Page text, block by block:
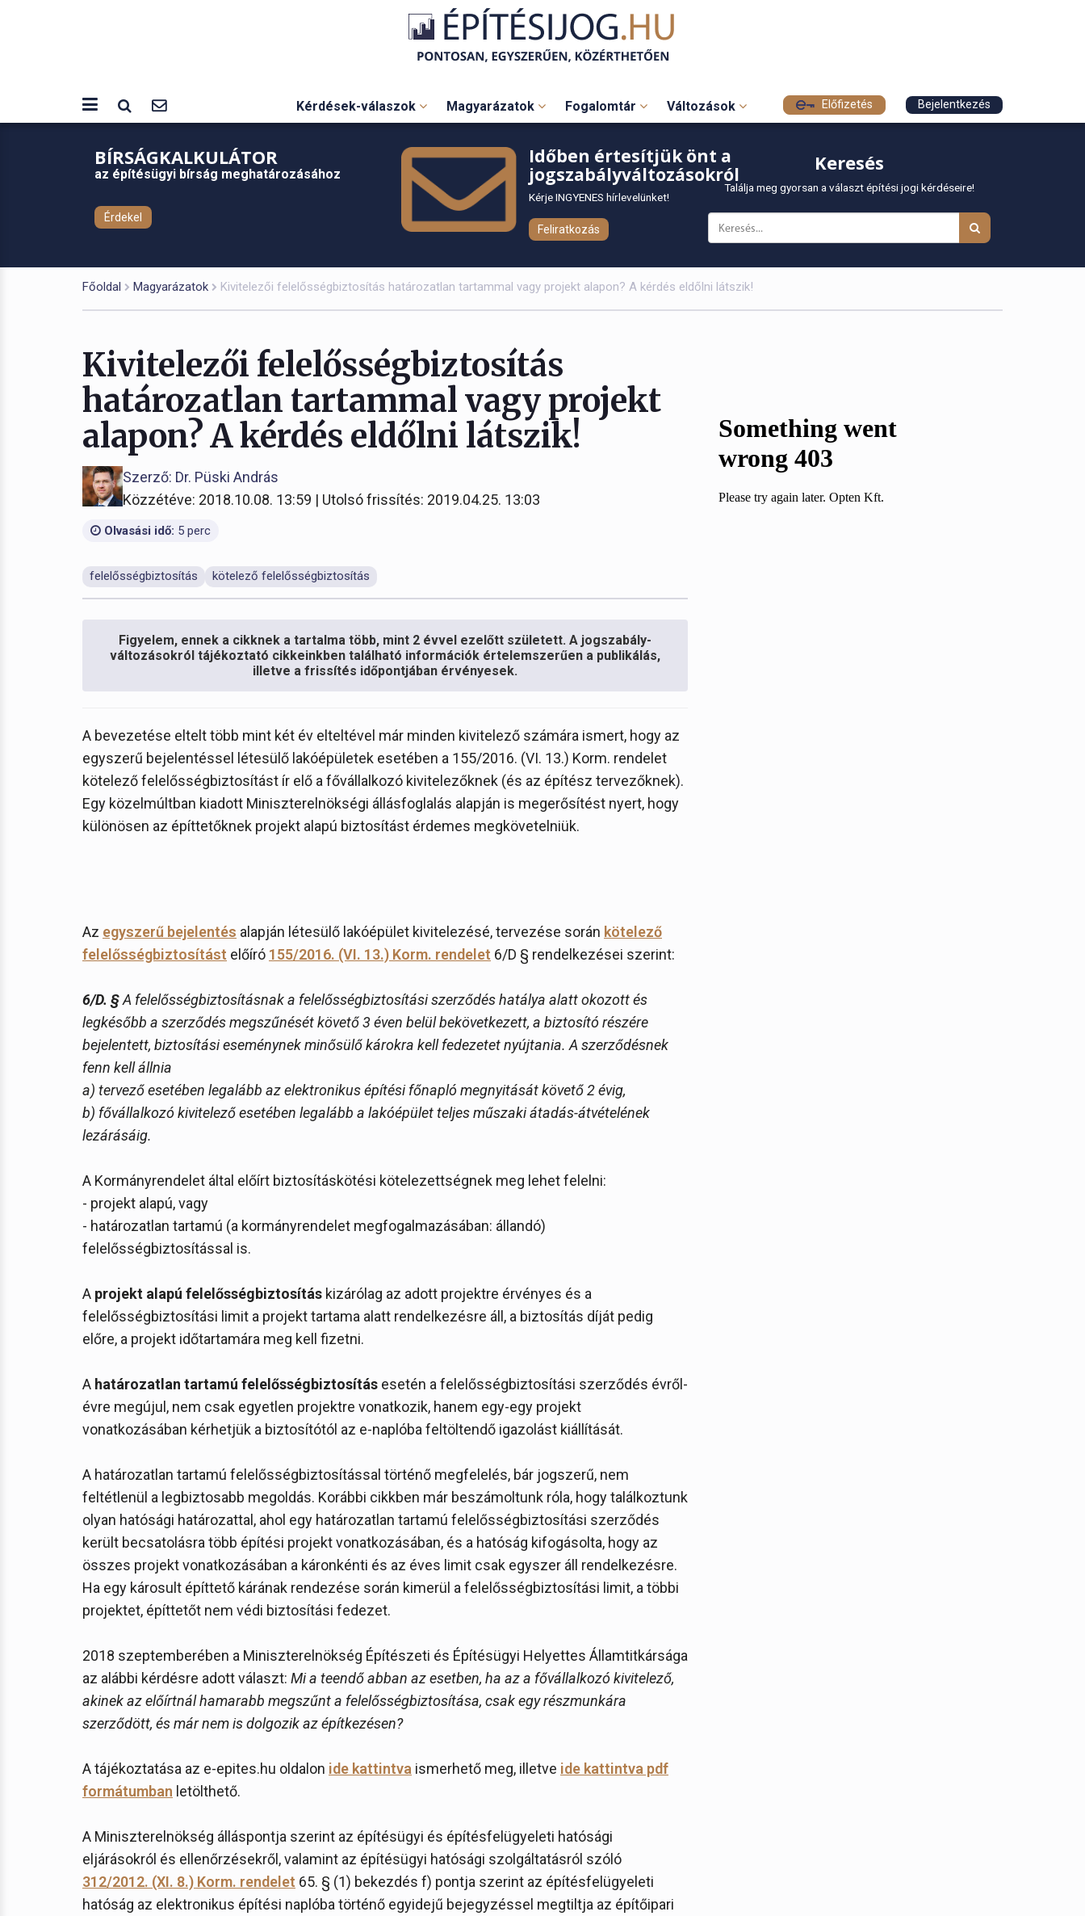
Kérdések-válaszok Magyarázatok Fogalomtár Változások Előfizetés Bejelentkezés
BÍRSÁGKALKULÁTOR
az építésügyi bírság meghatározásához
Érdekel
Időben értesítjük önt a
jogszabályváltozásokról
Kérje INGYENES hírlevelünket!
Feliratkozás
Keresés
Találja meg gyorsan a választ építési jogi kérdéseire!
Főoldal Magyarázatok Kivitelezői felelősségbiztosítás határozatlan tartammal vagy projekt alapon? A kérdés eldőlni látszik!
Kivitelezői felelősségbiztosítás
határozatlan tartammal vagy projekt
alapon? A kérdés eldőlni látszik!
Szerző: Dr. Püski András
Közzétéve: 2018.10.08. 13:59 | Utolsó frissítés: 2019.04.25. 13:03
Olvasási idő: 5 perc
felelősségbiztosítás kötelező felelősségbiztosítás
Figyelem, ennek a cikknek a tartalma több, mint 2 évvel ezelőtt született. A jogszabály-
változásokról tájékoztató cikkeinkben található információk értelemszerűen a publikálás,
illetve a frissítés időpontjában érvényesek.
A bevezetése eltelt több mint két év elteltével már minden kivitelező számára ismert, hogy az
egyszerű bejelentéssel létesülő lakóépületek esetében a 155/2016. (VI. 13.) Korm. rendelet
kötelező felelősségbiztosítást ír elő a fővállalkozó kivitelezőknek (és az építész tervezőknek).
Egy közelmúltban kiadott Miniszterelnökségi állásfoglalás alapján is megerősítést nyert, hogy
különösen az építtetőknek projekt alapú biztosítást érdemes megkövetelniük.
Az egyszerű bejelentés alapján létesülő lakóépület kivitelezésé, tervezése során kötelező
felelősségbiztosítást előíró 155/2016. (VI. 13.) Korm. rendelet 6/D § rendelkezései szerint:
6/D. §A felelősségbiztosításnak a felelősségbiztosítási szerződés hatálya alatt okozott és
legkésőbb a szerződés megszűnését követő 3 éven belül bekövetkezett, a biztosító részére
bejelentett, biztosítási eseménynek minősülő károkra kell fedezetet nyújtania. A szerződésnek
fenn kell állnia
a) tervező esetében legalább az elektronikus építési főnapló megnyitását követő 2 évig,
b) fővállalkozó kivitelező esetében legalább a lakóépület teljes műszaki átadás-átvételének
lezárásáig.
A Kormányrendelet által előírt biztosításkötési kötelezettségnek meg lehet felelni:
- projekt alapú, vagy
- határozatlan tartamú (a kormányrendelet megfogalmazásában: állandó)
felelősségbiztosítással is.
A projekt alapú felelősségbiztosítás kizárólag az adott projektre érvényes és a
felelősségbiztosítási limit a projekt tartama alatt rendelkezésre áll, a biztosítás díját pedig
előre, a projekt időtartamára meg kell fizetni.
A határozatlan tartamú felelősségbiztosítás esetén a felelősségbiztosítási szerződés évről-
évre megújul, nem csak egyetlen projektre vonatkozik, hanem egy-egy projekt
vonatkozásában kérhetjük a biztosítótól az e-naplóba feltöltendő igazolást kiállítását.
A határozatlan tartamú felelősségbiztosítással történő megfelelés, bár jogszerű, nem
feltétlenül a legbiztosabb megoldás. Korábbi cikkben már beszámoltunk róla, hogy találkoztunk
olyan hatósági határozattal, ahol egy határozatlan tartamú felelősségbiztosítási szerződés
került becsatolásra több építési projekt vonatkozásában, és a hatóság kifogásolta, hogy az
összes projekt vonatkozásában a káronkénti és az éves limit csak egyszer áll rendelkezésre.
Ha egy károsult építtető kárának rendezése során kimerül a felelősségbiztosítási limit, a többi
projektet, építtetőt nem védi biztosítási fedezet.
2018 szeptemberében a Miniszterelnökség Építészeti és Építésügyi Helyettes Államtitkársága
az alábbi kérdésre adott választ: Mi a teendő abban az esetben, ha az a fővállalkozó kivitelező,
akinek az előírtnál hamarabb megszűnt a felelősségbiztosítása, csak egy részmunkára
szerződött, és már nem is dolgozik az építkezésen?
A tájékoztatása az e-epites.hu oldalon ide kattintva ismerhető meg, illetve ide kattintva pdf
formátumban letölthető.
A Miniszterelnökség álláspontja szerint az építésügyi és építésfelügyeleti hatósági
eljárásokról és ellenőrzésekről, valamint az építésügyi hatósági szolgáltatásról szóló
312/2012. (XI. 8.) Korm. rendelet 65. § (1) bekezdés f) pontja szerint az építésfelügyeleti
hatóság az elektronikus építési naplóba történő egyidejű bejegyzéssel megtiltja az építőipari